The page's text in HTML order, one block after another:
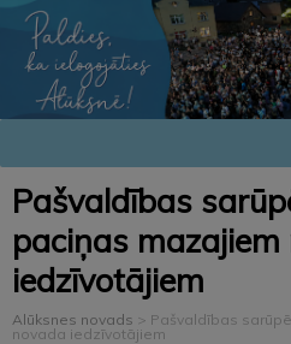
Pašvaldības
paciņas mazajiem
iedzīvotājiem
Alūksnes novads > Pašvaldības
novada iedzīvotājiem